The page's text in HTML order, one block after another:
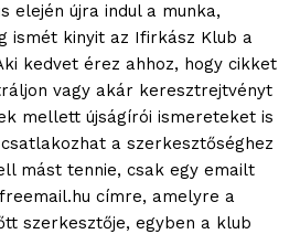
elején újra indul a munka,
ismét kinyit az Ifirkász Klub a
kedvet érez ahhoz, hogy cikket
vagy akár keresztrejtvényt
mellett újságírói ismereteket is
a szerkesztőséghez
mást tennie, csak egy emailt
címre, amelyre a
szerkesztője, egyben a klub